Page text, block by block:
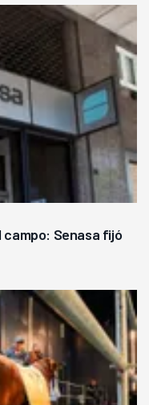
Senasa fijó